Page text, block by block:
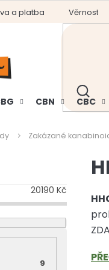
a platba Věrnostní
HLEDAT
CBN CBC
Zakázané
20190 Kč
9